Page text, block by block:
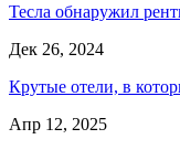
Тесла обнаружил
Дек 26, 2024
Крутые отели, в
Апр 12, 2025